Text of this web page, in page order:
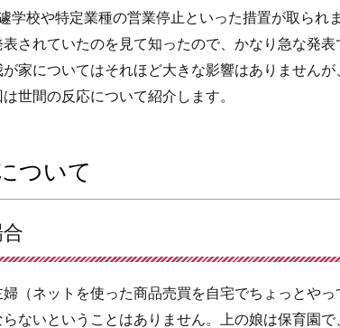
学校や特定業種の営業停止といった措置が取られ
されていたのを見て知ったので、かなり急な発
が家についてはそれほど大きな影響はありません
世間の反応について紹介します。
ついて
（ネットを使った商品売買を自宅でちょっとや
ないということはありません。上の娘は保育園